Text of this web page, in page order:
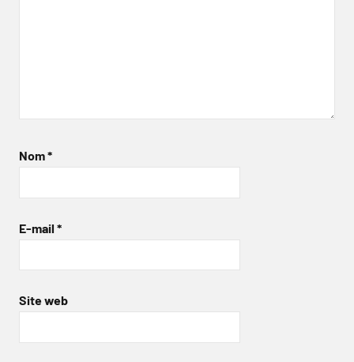
Nom*
E-mail *
Site web